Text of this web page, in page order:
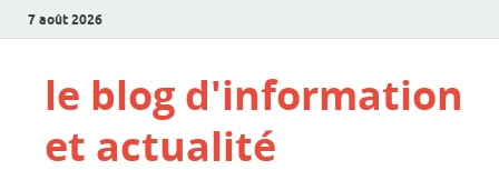
7 août 2026
le blog d'information
et actualité